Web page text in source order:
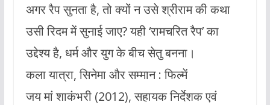
अगर रैप सुनता है, तो क्यों न उसे श्रीराम की कथा
उसी रिदम में सुनाई जाए? यही ‘रामचरित रैप’ का
उद्देश्य है, धर्म और युग के बीच सेतु बनना।
कला यात्रा, सिनेमा और सम्मान : फिल्में
जय मां शाकंभरी (2012), सहायक निर्देशक एवं